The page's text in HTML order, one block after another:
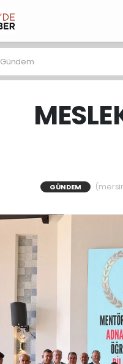
Gündem
GÜNDEM